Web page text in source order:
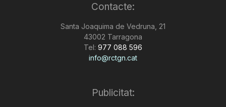
Contacte:
Santa Joaquima de Vedruna, 21
43002 Tarragona
Tel: 977 088 596
info@rctgn.cat
Publicitat: